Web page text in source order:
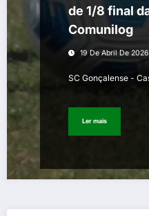
de 1/8 final
Comunilog
19 De Abril De 2026
SC Gonçalense -
Ler mais